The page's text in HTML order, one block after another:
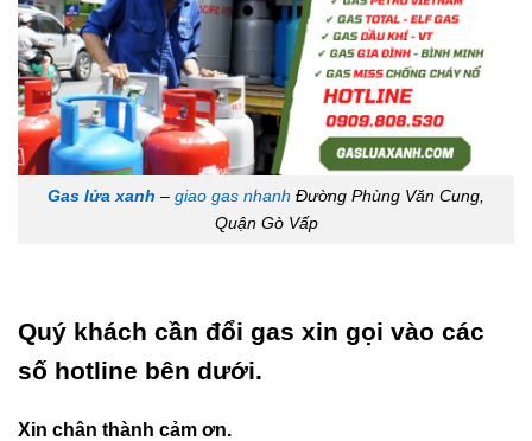
Gas lửa xanh – giao gas nhanh Đường Phùng Văn Cung,
Quận Gò Vấp
Quý khách cần đổi gas xin gọi vào các
số hotline bên dưới.
Xin chân thành cảm ơn.